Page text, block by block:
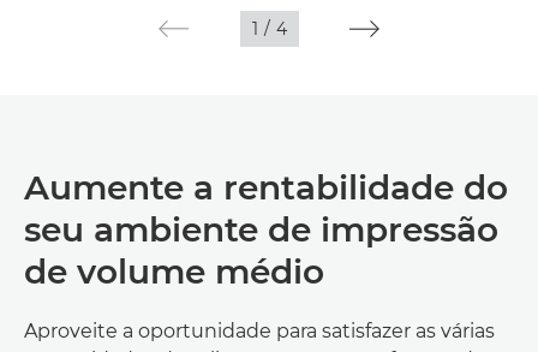
1 / 4
Aumente a rentabilidade do
seu ambiente de impressão
de volume médio
Aproveite a oportunidade para satisfazer as várias